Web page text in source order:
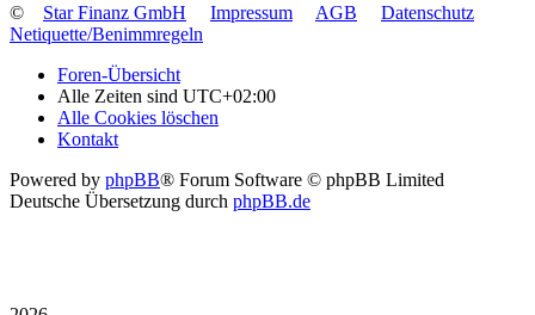
©
Star Finanz GmbH Impressum AGB
Datenschutz
Netiquette/Benimmregeln
Foren-Übersicht
Alle Zeiten sind UTC+02:00
Alle Cookies löschen
Kontakt
Powered by phpBB® Forum Software © phpBB Limited
Deutsche Übersetzung durch phpBB.de